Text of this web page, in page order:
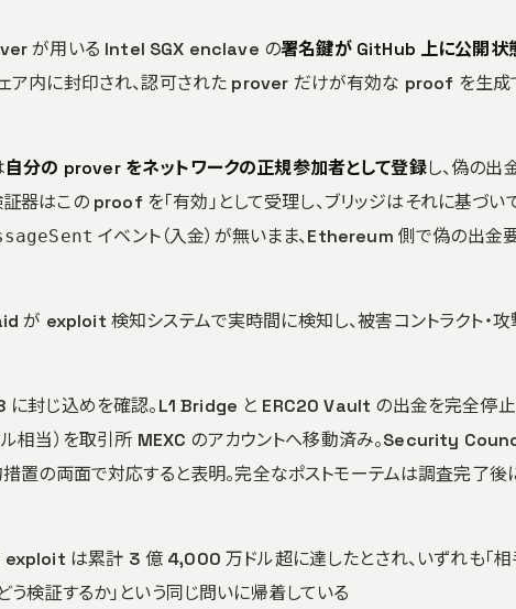
が用いる Intel SGX enclave の署名鍵が GitHub 上に公開状
ェア内に封印され、認可された prover だけが有効な proof を生成
自分の prover をネットワークの正規参加者として登録し、偽の出
はこの proof を「有効」として受理し、ブリッジはそれに基づい
イベント（入金）が無いまま、Ethereum 側で偽の出金
が exploit 検知システムで実時間に検知し、被害コントラクト・攻
封じ込めを確認。L1 Bridge と ERC20 Vault の出金を完全停止
相当）を取引所 MEXC のアカウントへ移動済み。Security
措置の両面で対応すると表明。完全なポストモーテムは調査完了後
は累計 3 億 4,000 万ドル超に達したとされ、いずれも「相
検証するか」という同じ問いに帰着している